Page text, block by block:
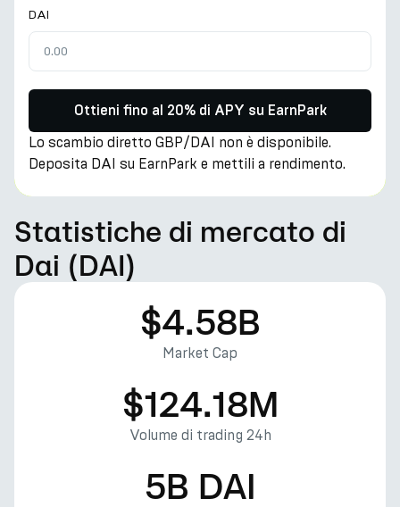
DAI
Ottieni fino al 20% di APY su EarnPark
Lo scambio diretto GBP/DAI non è disponibile.
Deposita DAI su EarnPark e mettili a rendimento.
Statistiche di mercato di
Dai (DAI)
$4.58B
Market Cap
$124.18M
Volume di trading 24h
5B DAI